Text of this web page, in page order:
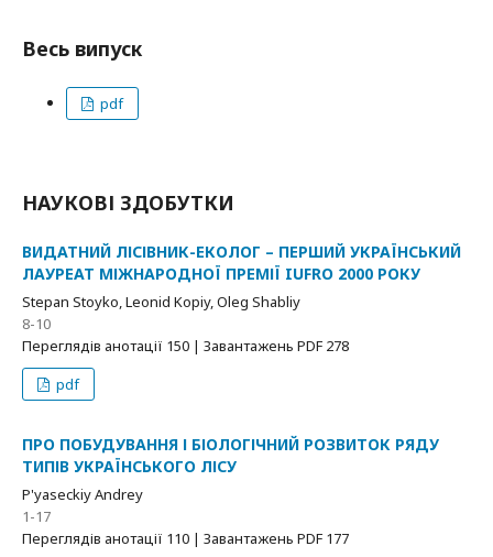
Весь випуск
pdf
НАУКОВІ ЗДОБУТКИ
ВИДАТНИЙ ЛІСІВНИК-ЕКОЛОГ – ПЕРШИЙ УКРАЇНСЬКИЙ
ЛАУРЕАТ МІЖНАРОДНОЇ ПРЕМІЇ IUFRO 2000 РОКУ
Stepan Stoyko, Leonid Kopiy, Oleg Shabliy
8-10
Переглядів анотації 150 | Завантажень PDF 278
pdf
ПРО ПОБУДУВАННЯ І БІОЛОГІЧНИЙ РОЗВИТОК РЯДУ
ТИПІВ УКРАЇНСЬКОГО ЛІСУ
P'yaseckiy Andrey
1-17
Переглядів анотації 110 | Завантажень PDF 177